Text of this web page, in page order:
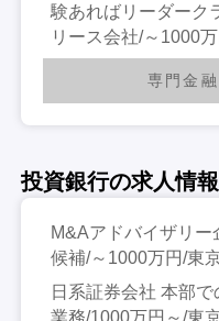
験あればリーダーク
リース会社/～1000
専門金
投資銀行の求人情報
M&Aアドバイザリ
候補/～1000万円/東
日系証券会社 本部
業務/1000万円～/東